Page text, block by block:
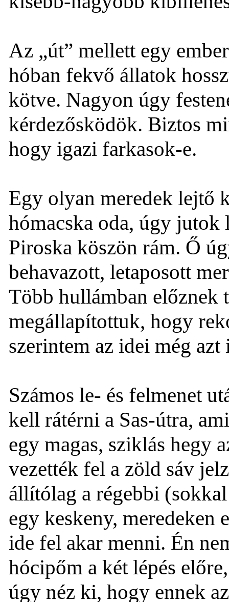
Az „út” mellett egy
hóban fekvő állatok
kötve. Nagyon úgy
kérdezősködök. Biztos
hogy igazi farkasok-e.
Egy olyan meredek lejtő
hómacska oda, úgy
Piroska köszön rám. Ő
behavazott, letaposott
Több hullámban
megállapítottuk, hogy
szerintem az idei még
Számos le- és felmenet
kell rátérni a Sas-útra,
egy magas, sziklás hegy
vezették fel a zöld sáv
állítólag a régebbi
egy keskeny, meredeken
ide fel akar menni. Én
hócipőm a két lépés
úgy néz ki, hogy ennek